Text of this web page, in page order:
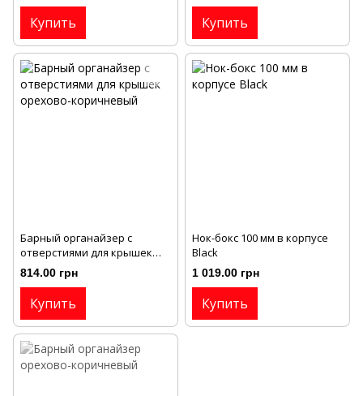
Купить Купить
Барный органайзер с
отверстиями для крышек
орехово-коричневый
814.00 грн
Купить
Нок-бокс 100 мм в корпусе
Black
1 019.00 грн
Купить